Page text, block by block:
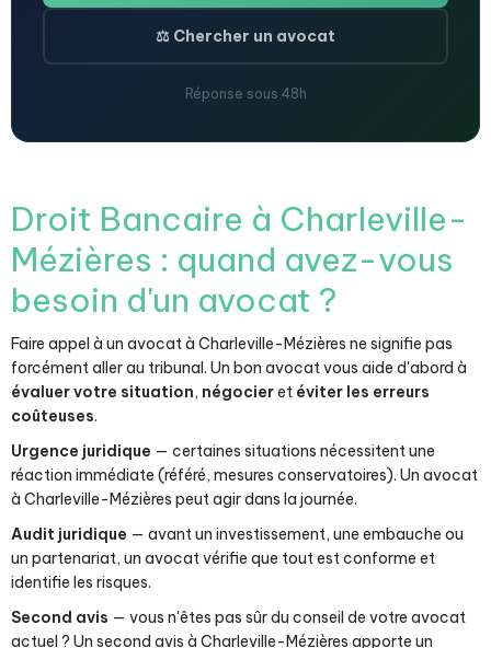
⚖️ Chercher un avocat
Réponse sous 48h
Droit Bancaire à Charleville-
Mézières : quand avez-vous
besoin d'un avocat ?
Faire appel à un avocat à Charleville-Mézières ne signifie pas
forcément aller au tribunal. Un bon avocat vous aide d'abord à
évaluer votre situation, négocieret éviter les erreurs
coûteuses.
Urgence juridique — certaines situations nécessitent une
réaction immédiate (référé, mesures conservatoires). Un avocat
à Charleville-Mézières peut agir dans la journée.
Audit juridique — avant un investissement, une embauche ou
un partenariat, un avocat vérifie que tout est conforme et
identifie les risques.
Second avis — vous n'êtes pas sûr du conseil de votre avocat
actuel ? Un second avis à Charleville-Mézières apporte un